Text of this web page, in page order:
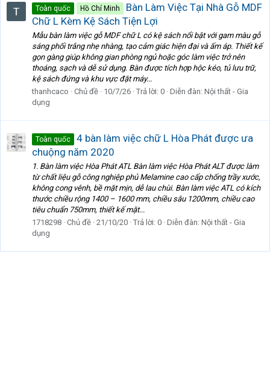
Toàn quốc Hồ Chí Minh
Bàn Làm Việc Tại Nhà Gỗ MDF
Chữ L Kèm Kệ Sách Tiện Lợi
Mẫu bàn làm việc gỗ MDF chữ L có kệ sách nổi bật với gam màu gỗ
sáng phối trắng nhẹ nhàng, tạo cảm giác hiện đại và ấm áp. Thiết kế
gọn gàng giúp không gian phòng ngủ hoặc góc làm việc trở nên
thoáng, sạch và dễ sử dụng. Bàn được tích hợp hộc kéo, tủ lưu trữ,
kệ sách đứng và khu vực đặt máy...
thanhcaco
Chủ đề 10/7/26 Trả lời: 0 Diễn đàn: Nội thất - Gia
dụng
Toàn quốc
4 bàn làm việc chữ L Hòa Phát được ưa
chuộng năm 2020
1. Bàn làm việc Hòa Phát ATL Bàn làm việc Hòa Phát ALT được làm
từ chất liệu gỗ công nghiệp phủ Melamine cao cấp chống trầy xước,
không cong vênh, bề mặt mịn, dễ lau chùi. Bàn làm việc ATL có kích
thước chiều rộng 1400 – 1600 mm, chiều sâu 1200mm, chiều cao
tiêu chuẩn 750mm, thiết kế mặt...
1718298 Chủ đề 21/10/20 Trả lời: 0 Diễn đàn: Nội thất - Gia
dụng